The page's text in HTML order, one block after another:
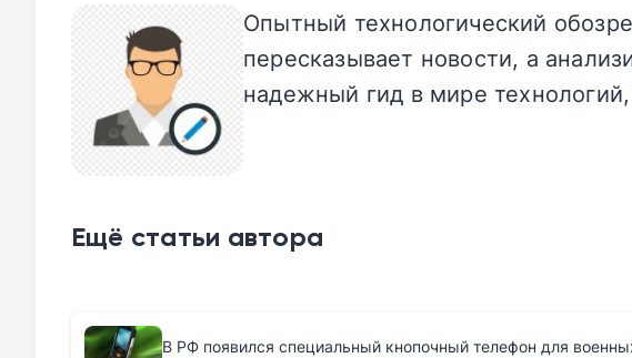
Опытный технологический
пересказывает новости, а
надежный гид в мире
Ещё статьи автора
В РФ появился специальный кнопочный телефон для